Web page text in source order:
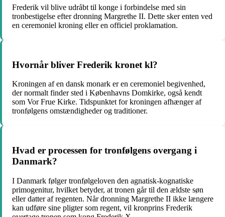
Frederik vil blive udråbt til konge i forbindelse med sin
tronbestigelse efter dronning Margrethe II. Dette sker enten ved
en ceremoniel kroning eller en officiel proklamation.
Hvornår bliver Frederik kronet kl?
Kroningen af en dansk monark er en ceremoniel begivenhed,
der normalt finder sted i Københavns Domkirke, også kendt
som Vor Frue Kirke. Tidspunktet for kroningen afhænger af
tronfølgens omstændigheder og traditioner.
Hvad er processen for tronfølgens overgang i
Danmark?
I Danmark følger tronfølgeloven den agnatisk-kognatiske
primogenitur, hvilket betyder, at tronen går til den ældste søn
eller datter af regenten. Når dronning Margrethe II ikke længere
kan udføre sine pligter som regent, vil kronprins Frederik